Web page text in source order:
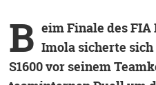
B eim Finale des
Imola sicherte
S1600 vor seinem